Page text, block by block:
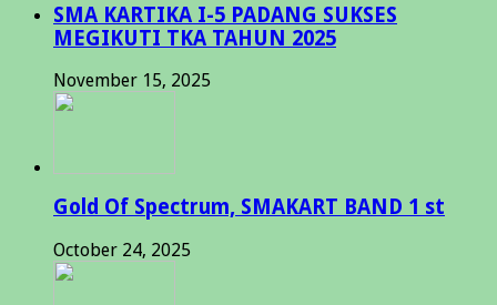
SMA KARTIKA I-5 PADANG SUKSES
MEGIKUTI TKA TAHUN 2025
November 15, 2025
Gold Of Spectrum, SMAKART BAND 1 st
October 24, 2025